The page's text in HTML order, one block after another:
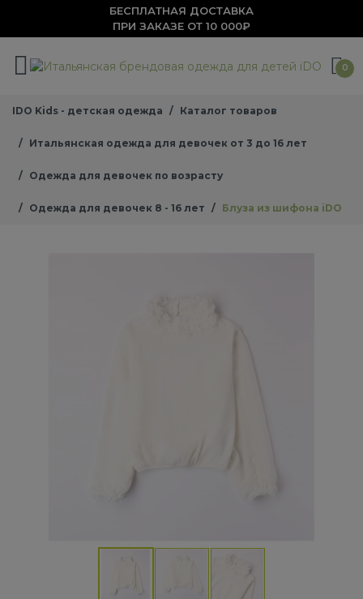
БЕСПЛАТНАЯ ДОСТАВКА
ПРИ ЗАКАЗЕ ОТ 10 000₽
0
IDO Kids - детская одежда Каталог товаров
Итальянская одежда для девочек от 3 до 16 лет
Одежда для девочек по возрасту
Одежда для девочек 8 - 16 лет Блуза из шифона iDO